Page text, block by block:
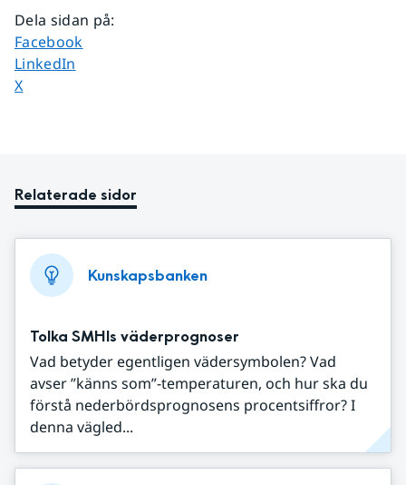
Dela sidan på:
Dela sidan på
Facebook
Dela sidan på
LinkedIn
Dela sidan på
X
Relaterade sidor
Kunskapsbanken
Tolka SMHIs väderprognoser
Vad betyder egentligen vädersymbolen? Vad
avser ”känns som”-temperaturen, och hur ska du
förstå nederbördsprognosens procentsiffror? I
denna vägled...